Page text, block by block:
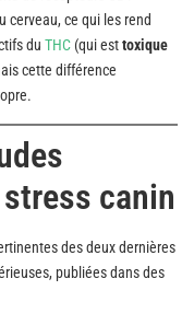
cerveau, ce qui les rend
du THC (qui esttoxique
cette différence
canin
des deux dernières
publiées dans des